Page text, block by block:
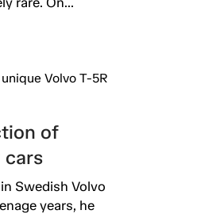
of
cars
Swedish Volvo
years, he